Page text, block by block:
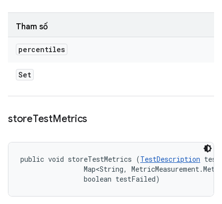
Tham số
percentiles
Set
storeTestMetrics
public void storeTestMetrics (TestDescription
Map<String,
                boolean testFailed)